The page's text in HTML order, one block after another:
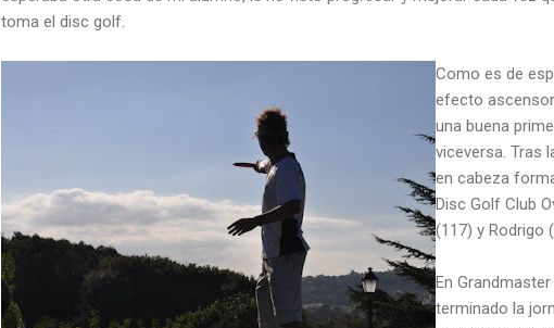
toma el disc golf.
Como es de
efecto
una buena
viceversa. Tras
en cabeza
Disc Golf Club
(117) y Rodrigo
En Grandmaster
terminado la